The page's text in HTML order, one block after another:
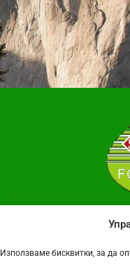
Използваме бисквитки, за да